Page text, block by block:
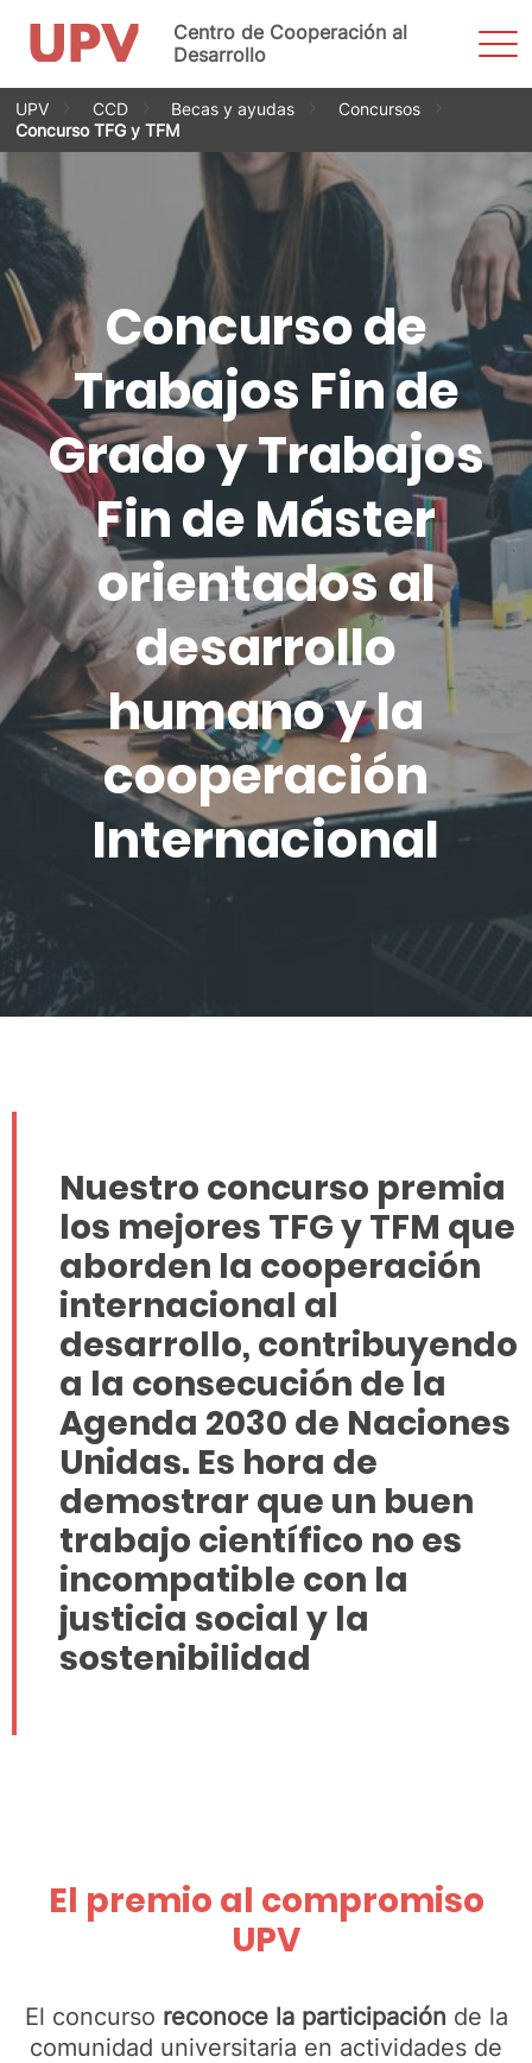
Saltar
contenido
Centro de Cooperación al
Desarrollo
UPV CCD Becas y ayudas
Concursos
Concurso TFG y TFM
Concurso de
Trabajos Fin de
Grado y Trabajos
Fin de Máster
orientados al
desarrollo
humano y la
cooperación
Internacional
Nuestro concurso premia
los mejores TFG y TFM que
aborden la cooperación
internacional al
desarrollo, contribuyendo
a la consecución de la
Agenda 2030 de Naciones
Unidas. Es hora de
demostrar que un buen
trabajo científico no es
incompatible con la
justicia social y la
sostenibilidad
El premio al compromiso
UPV
El concurso reconoce la participación de la
comunidad universitaria en actividades de